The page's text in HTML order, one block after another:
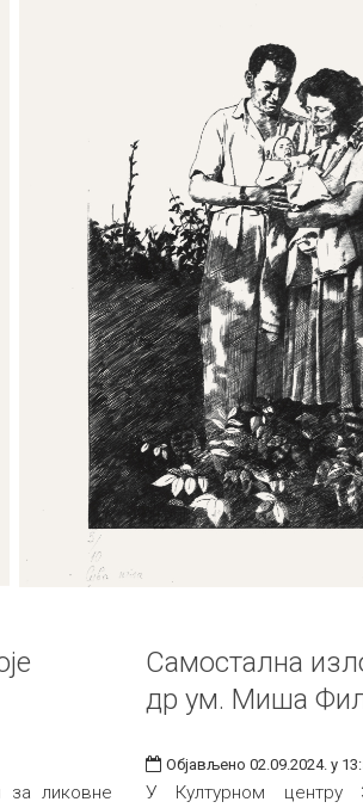
ликовне
Самостална
др ум. Миша
Објављено 02.09.2024. у
У Културном центру